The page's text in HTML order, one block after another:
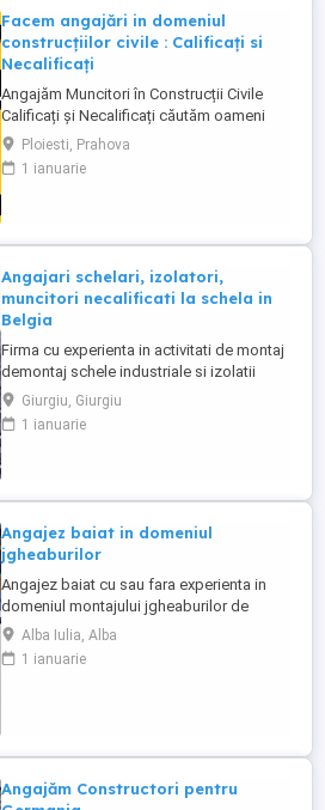
Facem angajări in domeniul
construcțiilor civile : Calificați si
Necalificați
Angajăm Muncitori în Construcții Civile
Calificați și Necalificați căutăm oameni
serioși, responsabili și implicați pentru
lucrări de calitate. Posturi disponibile:
Muncitori Calificați Polivalenți (cu
cunoștințe de bază ...
Ploiesti, Prahova
1 ianuarie
Angajari schelari, izolatori,
muncitori necalificati la schela in
Belgia
Firma cu experienta in activitati de montaj
demontaj schele industriale si izolatii
industriale in rafinarii, combinate
petrochimice, otelarii ofera locuri de
munca in Belgia pentru: - schelari
izolatori (vata+tabla) pentru ...
Giurgiu, Giurgiu
1 ianuarie
Angajez baiat in domeniul
jgheaburilor
Angajez baiat cu sau fara experienta in
domeniul montajului jgheaburilor de
aluminiu.Se lucrează la inaltime!!!! Salariul
incepe de la 5000 ron plus bonusuri.
Alba Iulia, Alba
1 ianuarie
Angajăm Constructori pentru